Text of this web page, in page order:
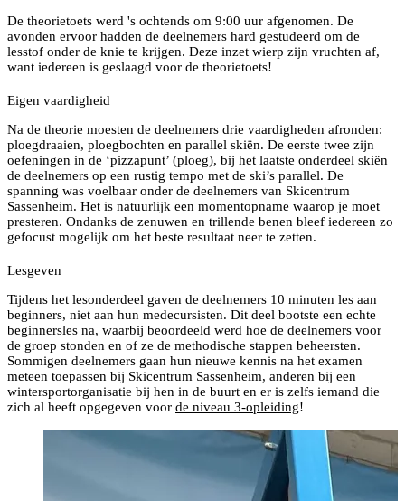
De theorietoets werd 's ochtends om 9:00 uur afgenomen. De
avonden ervoor hadden de deelnemers hard gestudeerd om de
lesstof onder de knie te krijgen. Deze inzet wierp zijn vruchten af,
want iedereen is geslaagd voor de theorietoets!
Eigen vaardigheid
Na de theorie moesten de deelnemers drie vaardigheden afronden:
ploegdraaien, ploegbochten en parallel skiën. De eerste twee zijn
oefeningen in de ‘pizzapunt’ (ploeg), bij het laatste onderdeel skiën
de deelnemers op een rustig tempo met de ski’s parallel. De
spanning was voelbaar onder de deelnemers van Skicentrum
Sassenheim. Het is natuurlijk een momentopname waarop je moet
presteren. Ondanks de zenuwen en trillende benen bleef iedereen zo
gefocust mogelijk om het beste resultaat neer te zetten.
Lesgeven
Tijdens het lesonderdeel gaven de deelnemers 10 minuten les aan
beginners, niet aan hun medecursisten. Dit deel bootste een echte
beginnersles na, waarbij beoordeeld werd hoe de deelnemers voor
de groep stonden en of ze de methodische stappen beheersten.
Sommigen deelnemers gaan hun nieuwe kennis na het examen
meteen toepassen bij Skicentrum Sassenheim, anderen bij een
wintersportorganisatie bij hen in de buurt en er is zelfs iemand die
zich al heeft opgegeven voor de niveau 3-opleiding!